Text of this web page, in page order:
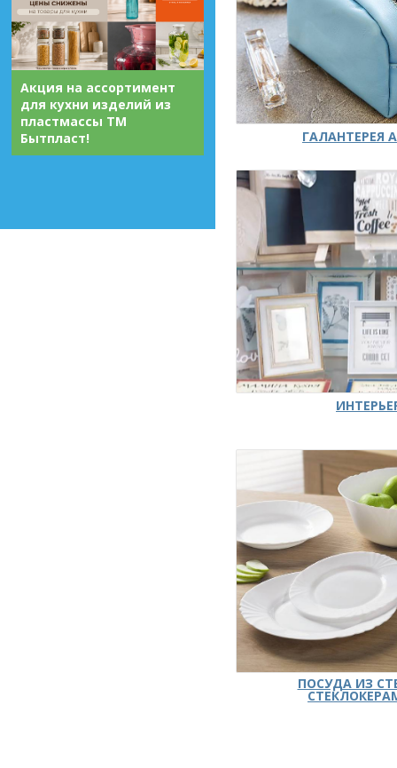
Акция на ассортимент
для кухни изделий из
пластмассы ТМ
Бытпласт!
ГАЛАНТЕРЕЯ
ПОСУДА ИЗ